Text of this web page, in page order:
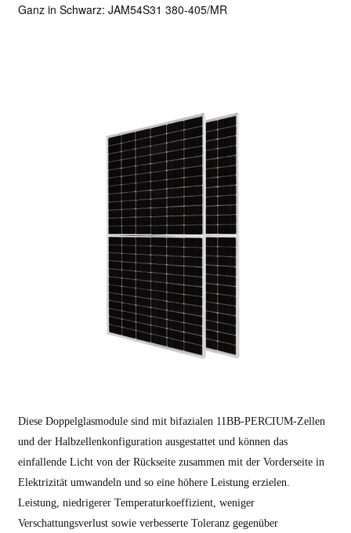
Ganz in Schwarz:JAM54S31 380-405/MR
Diese Doppelglasmodule sind mit bifazialen 11BB-PERCIUM-Zellen
und der Halbzellenkonfiguration ausgestattet und können das
einfallende Licht von der Rückseite zusammen mit der Vorderseite in
Elektrizität umwandeln und so eine höhere Leistung erzielen.
Leistung, niedrigerer Temperaturkoeffizient, weniger
Verschattungsverlust sowie verbesserte Toleranz gegenüber